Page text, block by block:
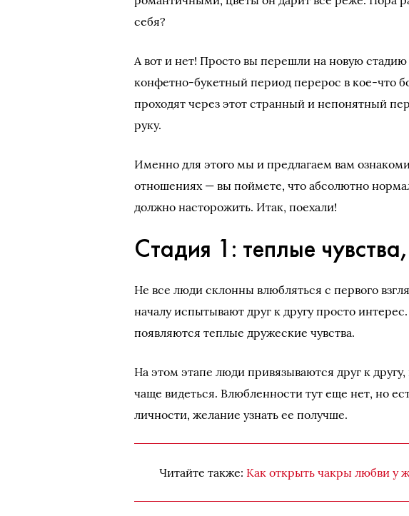
себя?
А вот и нет! Просто вы перешли на новую
конфетно-букетный период перерос в кое-что
проходят через этот странный и непонятный
руку.
Именно для этого мы и предлагаем вам
отношениях — вы поймете, что абсолютно
должно насторожить. Итак, поехали!
Стадия 1: теплые
Не все люди склонны влюбляться с первого
началу испытывают друг к другу просто
появляются теплые дружеские чувства.
На этом этапе люди привязываются друг к
чаще видеться. Влюбленности тут еще нет, но
личности, желание узнать ее получше.
Читайте также: Как открыть чакры любви у